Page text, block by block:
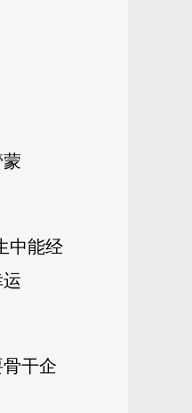
蒙
中能经
干企